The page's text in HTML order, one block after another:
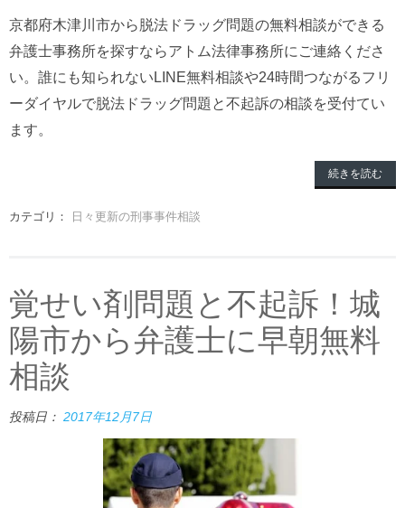
京都府木津川市から脱法ドラッグ問題の無料相談ができる
弁護士事務所を探すならアトム法律事務所にご連絡くださ
い。誰にも知られないLINE無料相談や24時間つながるフリ
ーダイヤルで脱法ドラッグ問題と不起訴の相談を受付てい
ます。
続きを読む
カテゴリ： 日々更新の刑事事件相談
覚せい剤問題と不起訴！城
陽市から弁護士に早朝無料
相談
投稿日： 2017年12月7日